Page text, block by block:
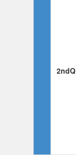
2ndQ